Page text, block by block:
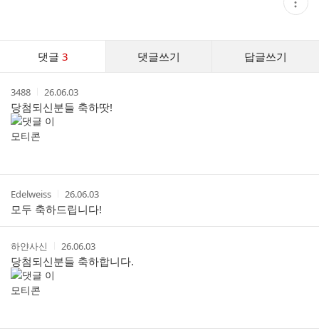
재
글
기
댓글 3 댓글쓰기 답글쓰기
작
성
자
3488
작
성
시
간
26.06.03
당첨되신분들 축하땃!
작
성
자
Edelweiss
작
성
시
간
26.06.03
모두 축하드립니다!
작
성
자
하얀사신
작
성
시
26.06.03
당첨되신분들 축하합니다.